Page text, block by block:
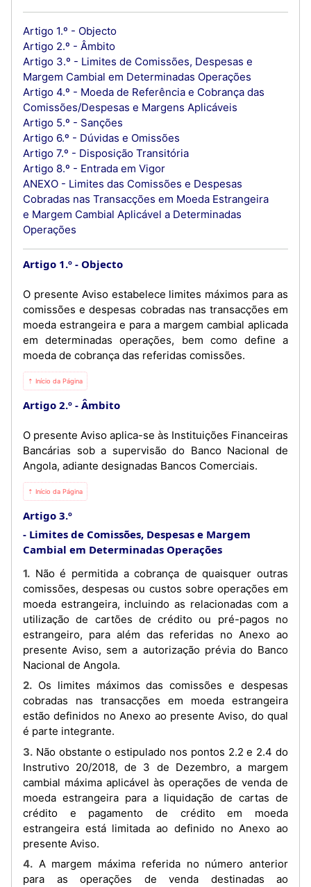
Artigo 1.º - Objecto
Artigo 2.º - Âmbito
Artigo 3.º - Limites de Comissões, Despesas e
Margem Cambial em Determinadas Operações
Artigo 4.º - Moeda de Referência e Cobrança das
Comissões/Despesas e Margens Aplicáveis
Artigo 5.º - Sanções
Artigo 6.º - Dúvidas e Omissões
Artigo 7.º - Disposição Transitória
Artigo 8.º - Entrada em Vigor
ANEXO - Limites das Comissões e Despesas
Cobradas nas Transacções em Moeda Estrangeira
e Margem Cambial Aplicável a Determinadas
Operações
Artigo 1.º Objecto
O presente Aviso estabelece limites máximos para as
comissões e despesas cobradas nas transacções em
moeda estrangeira e para a margem cambial aplicada
em determinadas operações, bem como define a
moeda de cobrança das referidas comissões.
⇡ Início da Página
Artigo 2.º Âmbito
O presente Aviso aplica-se às Instituições Financeiras
Bancárias sob a supervisão do Banco Nacional de
Angola, adiante designadas Bancos Comerciais.
⇡ Início da Página
Artigo 3.º
Limites de Comissões, Despesas e Margem
Cambial em Determinadas Operações
1. Não é permitida a cobrança de quaisquer outras
comissões, despesas ou custos sobre operações em
moeda estrangeira, incluindo as relacionadas com a
utilização de cartões de crédito ou pré-pagos no
estrangeiro, para além das referidas no Anexo ao
presente Aviso, sem a autorização prévia do Banco
Nacional de Angola.
2. Os limites máximos das comissões e despesas
cobradas nas transacções em moeda estrangeira
estão definidos no Anexo ao presente Aviso, do qual
é parte integrante.
3. Não obstante o estipulado nos pontos 2.2 e 2.4 do
Instrutivo 20/2018, de 3 de Dezembro, a margem
cambial máxima aplicável às operações de venda de
moeda estrangeira para a liquidação de cartas de
crédito e pagamento de crédito em moeda
estrangeira está limitada ao definido no Anexo ao
presente Aviso.
4. A margem máxima referida no número anterior
para as operações de venda destinadas ao